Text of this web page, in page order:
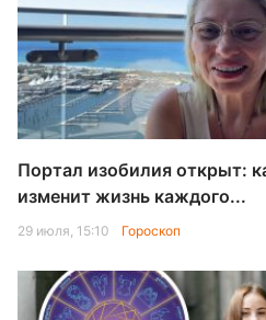
Портал изобилия открыт:
изменит жизнь каждого...
29 июля, 15:10 Гороскоп